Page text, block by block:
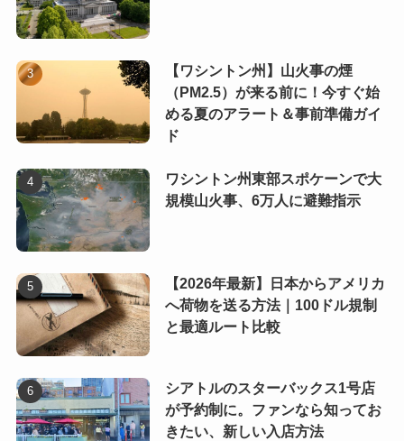
【ワシントン州】山火事の煙
（PM2.5）が来る前に！今すぐ始
める夏のアラート＆事前準備ガイ
ド
ワシントン州東部スポケーンで大
規模山火事、6万人に避難指示
【2026年最新】日本からアメリカ
へ荷物を送る方法｜100ドル規制
と最適ルート比較
シアトルのスターバックス1号店
が予約制に。ファンなら知ってお
きたい、新しい入店方法